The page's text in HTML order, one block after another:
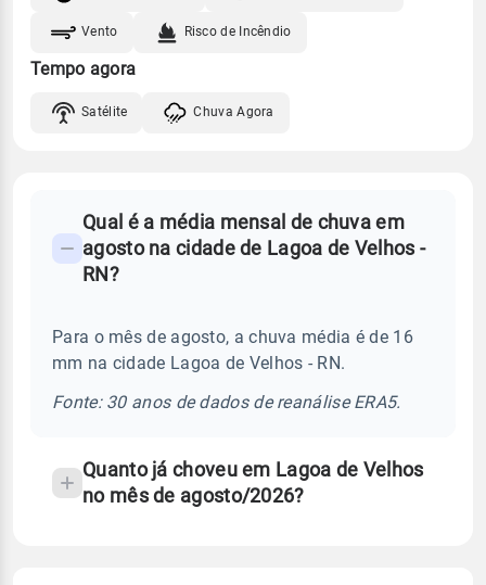
Vento Risco de Incêndio
Tempo agora
Satélite Chuva Agora
Perguntas
frequentes
chuva
temperatura
Qual é a média mensal de chuva em
agosto na cidade de Lagoa de Velhos -
RN?
Para o mês de agosto, a chuva média é de 16
mm na cidade Lagoa de Velhos - RN.
Fonte: 30 anos de dados de reanálise ERA5.
Quanto já choveu em Lagoa de Velhos
no mês de agosto/2026?